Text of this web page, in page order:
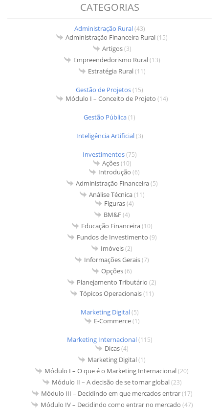
CATEGORIAS
Administração Rural(43)
Administração Financeira Rural(15)
Artigos(3)
Empreendedorismo Rural(13)
Estratégia Rural(11)
Gestão de Projetos(15)
Módulo I – Conceito de Projeto (14)
Gestão Pública(1)
Inteligência Artificial(3)
Investimentos(75)
Ações(10)
Introdução (6)
Administração Financeira(5)
Análise Técnica(11)
Figuras(4)
BM&F(4)
Educação Financeira(10)
Fundos de Investimento (9)
Imóveis(2)
Informações Gerais(7)
Opções(6)
Planejamento Tributário (2)
Tópicos Operacionais(11)
Marketing Digital(5)
E-Commerce(1)
Marketing Internacional(115)
Dicas(4)
Marketing Digital(1)
Módulo I – O que é o Marketing Internacional(20)
Módulo II – A decisão de se tornar global(23)
Módulo III – Decidindo em que mercados entrar(17)
Módulo IV – Decidindo como entrar no mercado (47)